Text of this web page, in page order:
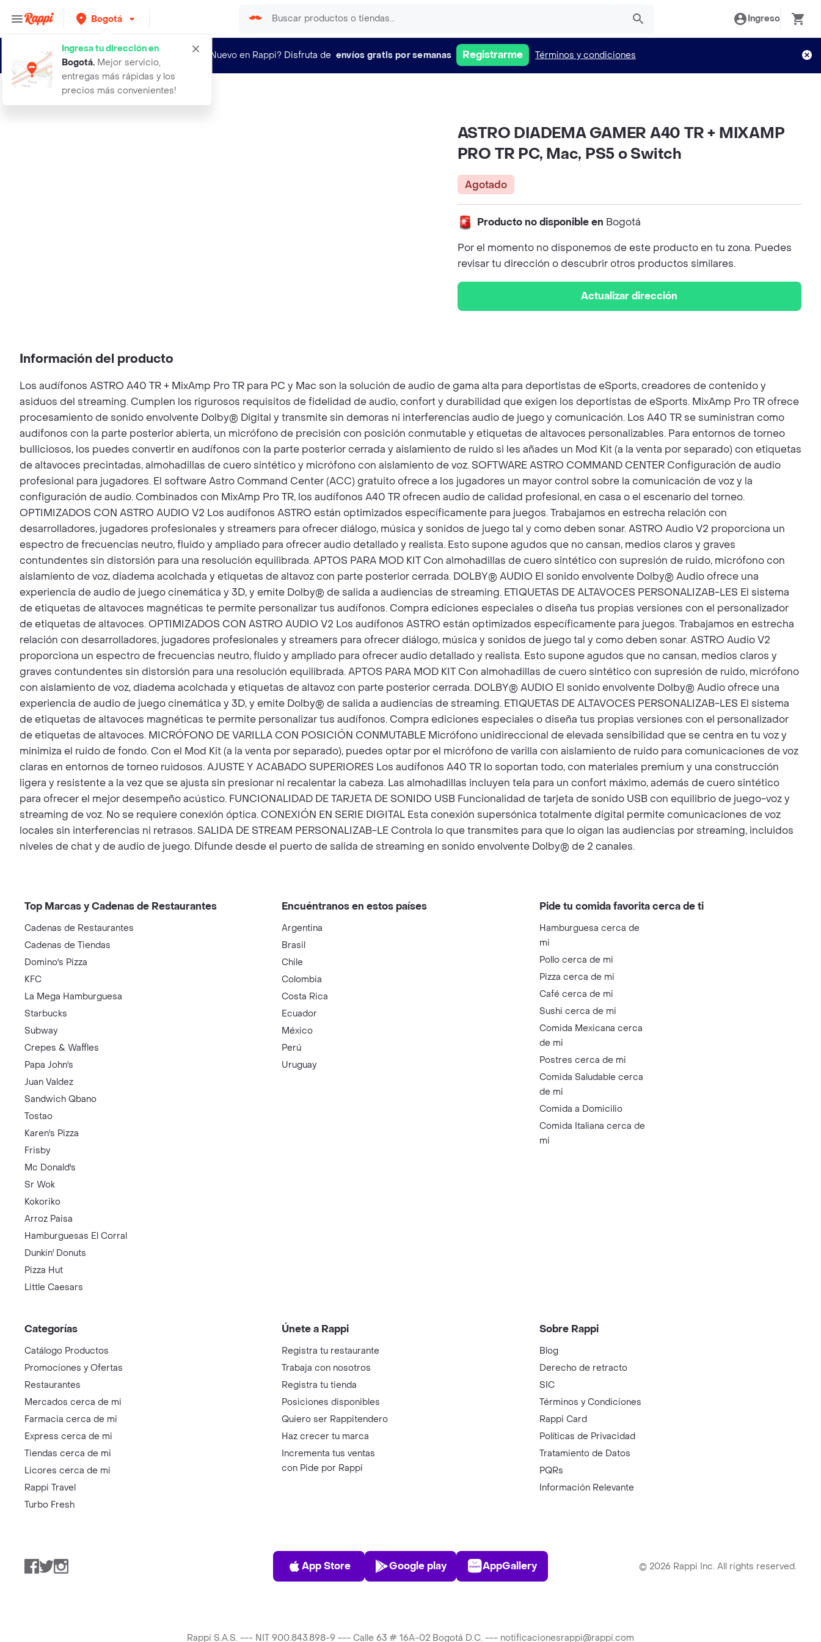
Bogotá
Ingresa tu dirección en
Bogotá. Mejor servicio,
entregas más rápidas y los
precios más convenientes!
Ingreso
¿Nuevo en Rappi? Disfruta de envíos gratis por semanas Registrarme Términos y condiciones
astro diadema gamer a40 tr mixamp p
ASTRO DIADEMA GAMER A40 TR + MIXAMP
PRO TR PC, Mac, PS5 o Switch
Agotado
Producto no disponible en Bogotá
Por el momento no disponemos de este producto en tu zona. Puedes
revisar tu dirección o descubrir otros productos similares.
Actualizar dirección
Información del producto
Los audífonos ASTRO A40 TR + MixAmp Pro TR para PC y Mac son la solución de audio de gama alta para deportistas de eSports, creadores de contenido y
asiduos del streaming. Cumplen los rigurosos requisitos de fidelidad de audio, confort y durabilidad que exigen los deportistas de eSports. MixAmp Pro TR ofrece
procesamiento de sonido envolvente Dolby® Digital y transmite sin demoras ni interferencias audio de juego y comunicación. Los A40 TR se suministran como
audífonos con la parte posterior abierta, un micrófono de precisión con posición conmutable y etiquetas de altavoces personalizables. Para entornos de torneo
bulliciosos, los puedes convertir en audífonos con la parte posterior cerrada y aislamiento de ruido si les añades un Mod Kit (a la venta por separado) con etiquetas
de altavoces precintadas, almohadillas de cuero sintético y micrófono con aislamiento de voz. SOFTWARE ASTRO COMMAND CENTER Configuración de audio
profesional para jugadores. El software Astro Command Center (ACC) gratuito ofrece a los jugadores un mayor control sobre la comunicación de voz y la
configuración de audio. Combinados con MixAmp Pro TR, los audífonos A40 TR ofrecen audio de calidad profesional, en casa o el escenario del torneo.
OPTIMIZADOS CON ASTRO AUDIO V2 Los audífonos ASTRO están optimizados específicamente para juegos. Trabajamos en estrecha relación con
desarrolladores, jugadores profesionales y streamers para ofrecer diálogo, música y sonidos de juego tal y como deben sonar. ASTRO Audio V2 proporciona un
espectro de frecuencias neutro, fluido y ampliado para ofrecer audio detallado y realista. Esto supone agudos que no cansan, medios claros y graves
contundentes sin distorsión para una resolución equilibrada. APTOS PARA MOD KIT Con almohadillas de cuero sintético con supresión de ruido, micrófono con
aislamiento de voz, diadema acolchada y etiquetas de altavoz con parte posterior cerrada. DOLBY® AUDIO El sonido envolvente Dolby® Audio ofrece una
experiencia de audio de juego cinemática y 3D, y emite Dolby® de salida a audiencias de streaming. ETIQUETAS DE ALTAVOCES PERSONALIZAB-LES El sistema
de etiquetas de altavoces magnéticas te permite personalizar tus audífonos. Compra ediciones especiales o diseña tus propias versiones con el personalizador
de etiquetas de altavoces. OPTIMIZADOS CON ASTRO AUDIO V2 Los audífonos ASTRO están optimizados específicamente para juegos. Trabajamos en estrecha
relación con desarrolladores, jugadores profesionales y streamers para ofrecer diálogo, música y sonidos de juego tal y como deben sonar. ASTRO Audio V2
proporciona un espectro de frecuencias neutro, fluido y ampliado para ofrecer audio detallado y realista. Esto supone agudos que no cansan, medios claros y
graves contundentes sin distorsión para una resolución equilibrada. APTOS PARA MOD KIT Con almohadillas de cuero sintético con supresión de ruido, micrófono
con aislamiento de voz, diadema acolchada y etiquetas de altavoz con parte posterior cerrada. DOLBY® AUDIO El sonido envolvente Dolby® Audio ofrece una
experiencia de audio de juego cinemática y 3D, y emite Dolby® de salida a audiencias de streaming. ETIQUETAS DE ALTAVOCES PERSONALIZAB-LES El sistema
de etiquetas de altavoces magnéticas te permite personalizar tus audífonos. Compra ediciones especiales o diseña tus propias versiones con el personalizador
de etiquetas de altavoces. MICRÓFONO DE VARILLA CON POSICIÓN CONMUTABLE Micrófono unidireccional de elevada sensibilidad que se centra en tu voz y
minimiza el ruido de fondo. Con el Mod Kit (a la venta por separado), puedes optar por el micrófono de varilla con aislamiento de ruido para comunicaciones de voz
claras en entornos de torneo ruidosos. AJUSTE Y ACABADO SUPERIORES Los audífonos A40 TR lo soportan todo, con materiales premium y una construcción
ligera y resistente a la vez que se ajusta sin presionar ni recalentar la cabeza. Las almohadillas incluyen tela para un confort máximo, además de cuero sintético
para ofrecer el mejor desempeño acústico. FUNCIONALIDAD DE TARJETA DE SONIDO USB Funcionalidad de tarjeta de sonido USB con equilibrio de juego-voz y
streaming de voz. No se requiere conexión óptica. CONEXIÓN EN SERIE DIGITAL Esta conexión supersónica totalmente digital permite comunicaciones de voz
locales sin interferencias ni retrasos. SALIDA DE STREAM PERSONALIZAB-LE Controla lo que transmites para que lo oigan las audiencias por streaming, incluidos
niveles de chat y de audio de juego. Difunde desde el puerto de salida de streaming en sonido envolvente Dolby® de 2 canales.
Top Marcas y Cadenas de Restaurantes
Cadenas de Restaurantes
Cadenas de Tiendas
Domino's Pizza
KFC
La Mega Hamburguesa
Starbucks
Subway
Crepes & Waffles
Papa John's
Juan Valdez
Sandwich Qbano
Tostao
Karen's Pizza
Frisby
Mc Donald's
Sr Wok
Kokoriko
Arroz Paisa
Hamburguesas El Corral
Dunkin' Donuts
Pizza Hut
Little Caesars
Encuéntranos en estos países
Argentina
Brasil
Chile
Colombia
Costa Rica
Ecuador
México
Perú
Uruguay
Pide tu comida favorita cerca de ti
Hamburguesa cerca de
mi
Pollo cerca de mi
Pizza cerca de mi
Café cerca de mi
Sushi cerca de mi
Comida Mexicana cerca
de mi
Postres cerca de mi
Comida Saludable cerca
de mi
Comida a Domicilio
Comida Italiana cerca de
mi
Categorías
Catálogo Productos
Promociones y Ofertas
Restaurantes
Mercados cerca de mi
Farmacia cerca de mi
Express cerca de mi
Tiendas cerca de mi
Licores cerca de mi
Rappi Travel
Turbo Fresh
Únete a Rappi
Registra tu restaurante
Trabaja con nosotros
Registra tu tienda
Posiciones disponibles
Quiero ser Rappitendero
Haz crecer tu marca
Incrementa tus ventas
con Pide por Rappi
Sobre Rappi
Blog
Derecho de retracto
SIC
Términos y Condiciones
Rappi Card
Políticas de Privacidad
Tratamiento de Datos
PQRs
Información Relevante
Facebook
TwitterInstagram
App Store
App Store
Play Store
Google play
AppGallery
AppGallery © 2026 Rappi Inc. All rights reserved.
Rappi S.A.S. --- NIT 900.843.898-9 --- Calle 63 # 16A-02 Bogotá D.C. --- notificacionesrappi@rappi.com